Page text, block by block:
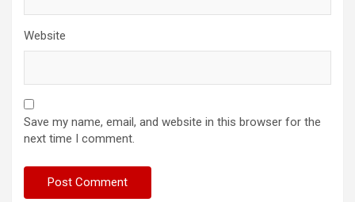
Website
Save my name, email, and website in this browser for the
next time I comment.